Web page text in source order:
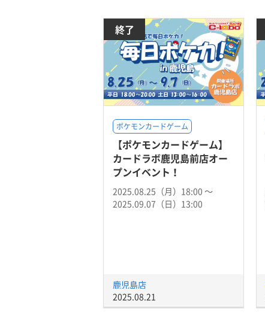
終了
ポケモンカードゲーム
【ポケモンカードゲーム】
カードラボ鹿児島前店オー
プンイベント！
2025.08.25（月）18:00 〜
2025.09.07（日）13:00
鹿児島店
2025.08.21